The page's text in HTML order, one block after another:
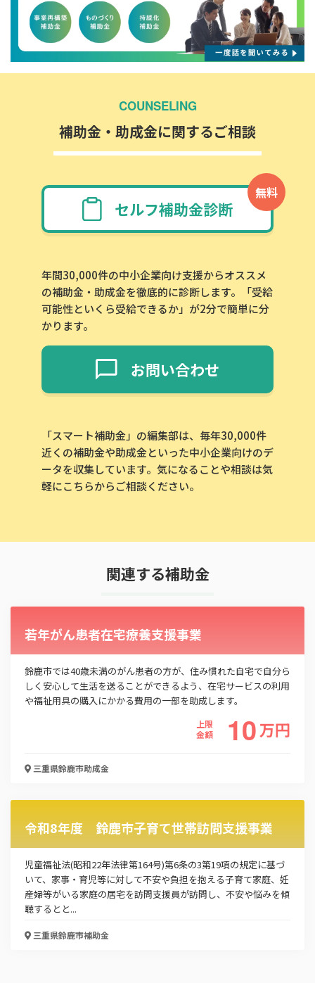
この補助金の情報をPDFダウンロード
葬祭費
お名前
COUNSELING
補助金・助成金に関するご相談
無料
セルフ補助金診断
年間30,000件の中小企業向け支援からオススメ
の補助金・助成金を徹底的に診断します。「受給
可能性といくら受給できるか」が2分で簡単に分
かります。
お問い合わせ
「スマート補助金」の編集部は、毎年30,000件
近くの補助金や助成金といった中小企業向けのデ
ータを収集しています。気になることや相談は気
軽にこちらからご相談ください。
関連する補助金
若年がん患者在宅療養支援事業
鈴鹿市では40歳未満のがん患者の方が、住み慣れた自宅で自分ら
しく安心して生活を送ることができるよう、在宅サービスの利用
や福祉用具の購入にかかる費用の一部を助成します。
上限
金額
10万円
三重県鈴鹿市助成金
令和8年度 鈴鹿市子育て世帯訪問支援事業
児童福祉法(昭和22年法律第164号)第6条の3第19項の規定に基づ
いて、家事・育児等に対して不安や負担を抱える子育て家庭、妊
産婦等がいる家庭の居宅を訪問支援員が訪問し、不安や悩みを傾
聴するとと...
三重県鈴鹿市補助金